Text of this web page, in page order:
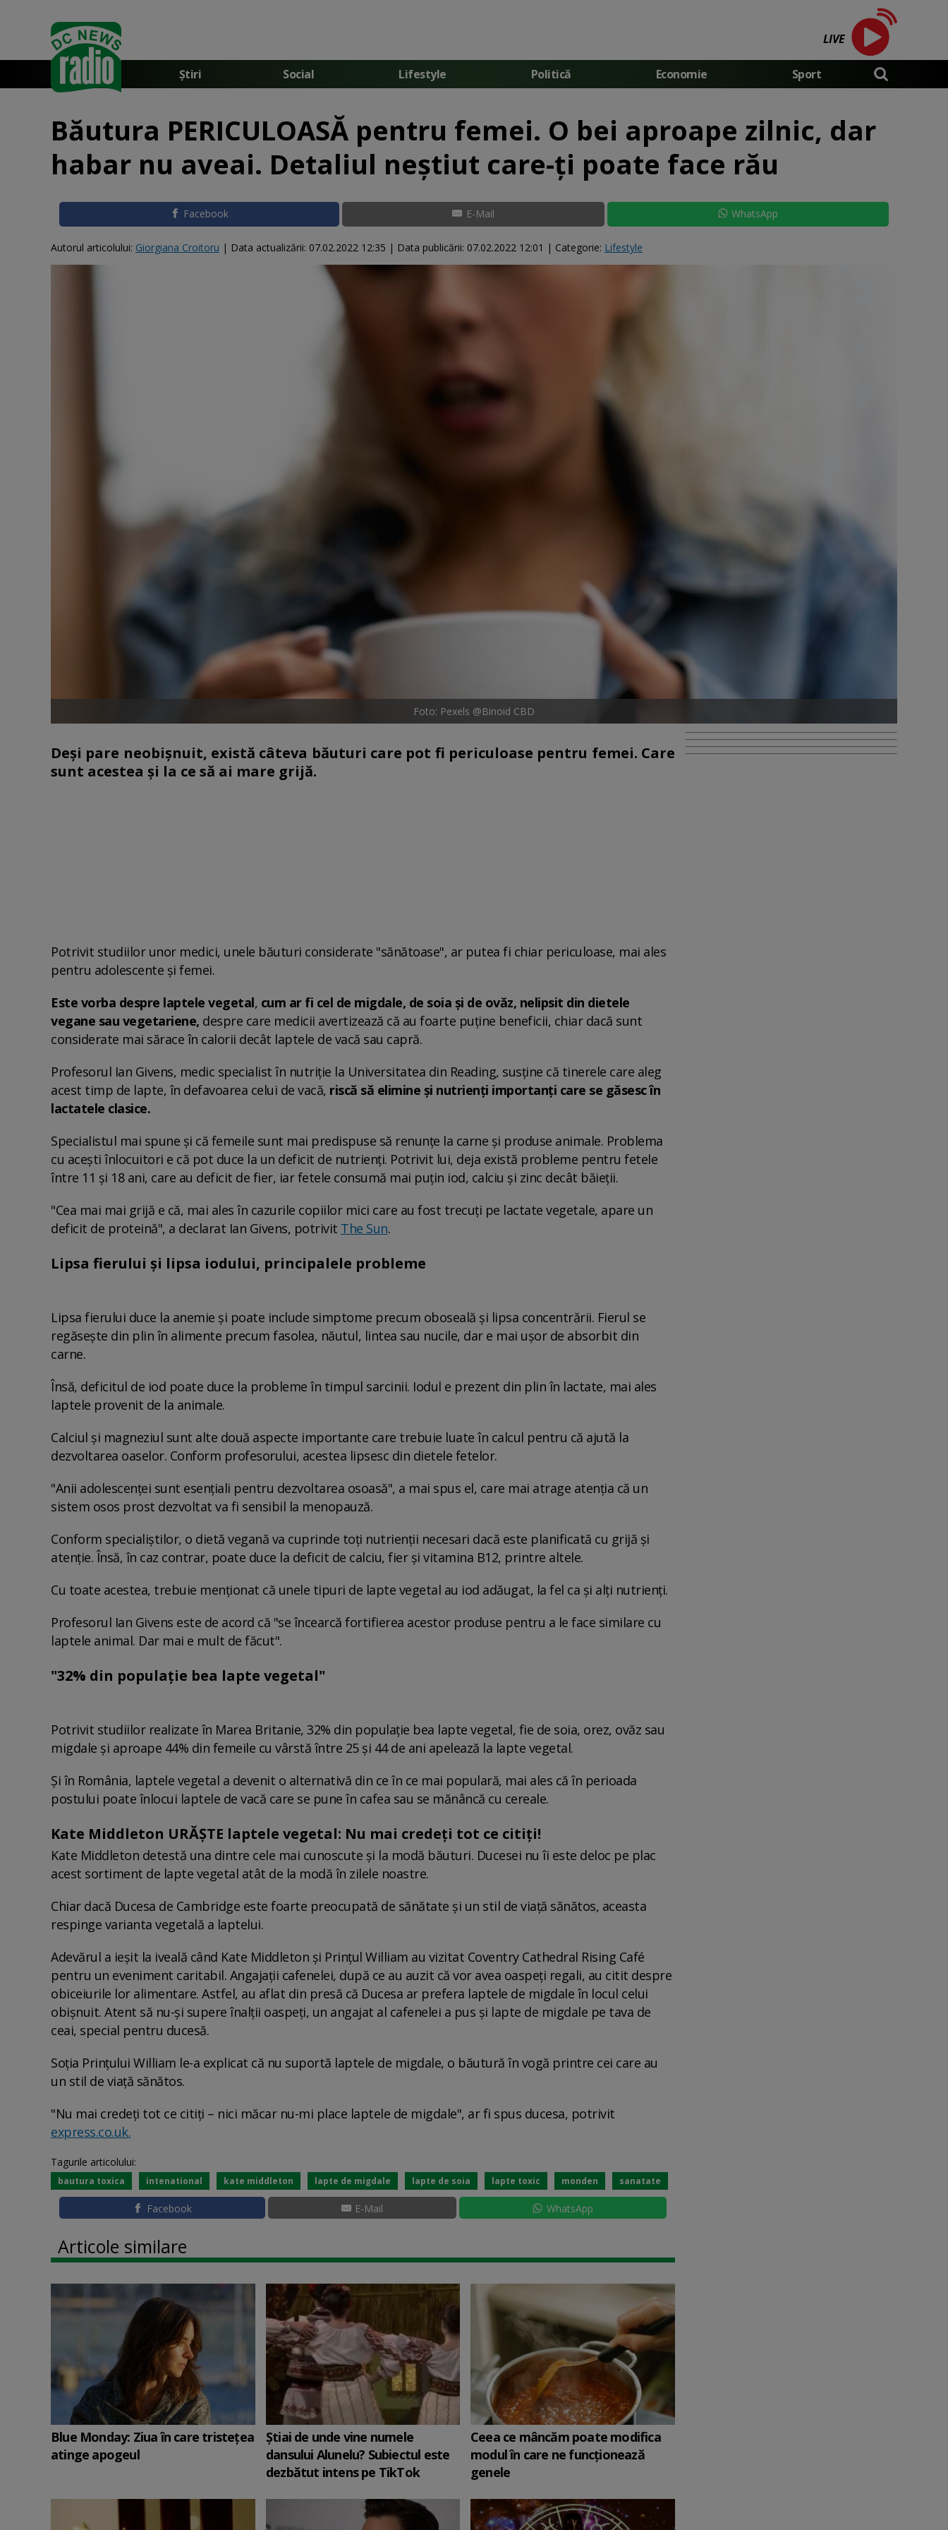
LIVE
Știri Social Lifestyle Politică Economie Sport
Băutura PERICULOASĂ pentru femei. O bei aproape zilnic, dar
habar nu aveai. Detaliul neștiut care-ți poate face rău
Facebook E-Mail WhatsApp
Autorul articolului: Giorgiana Croitoru | Data actualizării: 07.02.2022 12:35 | Data publicării: 07.02.2022 12:01 | Categorie: Lifestyle
Foto: Pexels @Binoid CBD
Deși pare neobișnuit, există câteva băuturi care pot fi periculoase pentru femei. Care
sunt acestea și la ce să ai mare grijă.
Potrivit studiilor unor medici, unele băuturi considerate "sănătoase", ar putea fi chiar periculoase, mai ales
pentru adolescente și femei.
Este vorba despre laptele vegetal, cum ar fi cel de migdale, de soia și de ovăz, nelipsit din dietele
vegane sau vegetariene, despre care medicii avertizează că au foarte puține beneficii, chiar dacă sunt
considerate mai sărace în calorii decât laptele de vacă sau capră.
Profesorul Ian Givens, medic specialist în nutriție la Universitatea din Reading, susține că tinerele care aleg
acest timp de lapte, în defavoarea celui de vacă, riscă să elimine și nutrienți importanți care se găsesc în
lactatele clasice.
Specialistul mai spune și că femeile sunt mai predispuse să renunțe la carne și produse animale. Problema
cu acești înlocuitori e că pot duce la un deficit de nutrienți. Potrivit lui, deja există probleme pentru fetele
între 11 și 18 ani, care au deficit de fier, iar fetele consumă mai puțin iod, calciu și zinc decât băieții.
"Cea mai mai grijă e că, mai ales în cazurile copiilor mici care au fost trecuți pe lactate vegetale, apare un
deficit de proteină", a declarat Ian Givens, potrivit The Sun.
Lipsa fierului și lipsa iodului, principalele probleme
Lipsa fierului duce la anemie și poate include simptome precum oboseală și lipsa concentrării. Fierul se
regăsește din plin în alimente precum fasolea, năutul, lintea sau nucile, dar e mai ușor de absorbit din
carne.
Însă, deficitul de iod poate duce la probleme în timpul sarcinii. Iodul e prezent din plin în lactate, mai ales
laptele provenit de la animale.
Calciul și magneziul sunt alte două aspecte importante care trebuie luate în calcul pentru că ajută la
dezvoltarea oaselor. Conform profesorului, acestea lipsesc din dietele fetelor.
"Anii adolescenței sunt esențiali pentru dezvoltarea osoasă", a mai spus el, care mai atrage atenția că un
sistem osos prost dezvoltat va fi sensibil la menopauză.
Conform specialiștilor, o dietă vegană va cuprinde toți nutrienții necesari dacă este planificată cu grijă și
atenție. Însă, în caz contrar, poate duce la deficit de calciu, fier și vitamina B12, printre altele.
Cu toate acestea, trebuie menționat că unele tipuri de lapte vegetal au iod adăugat, la fel ca și alți nutrienți.
Profesorul Ian Givens este de acord că "se încearcă fortifierea acestor produse pentru a le face similare cu
laptele animal. Dar mai e mult de făcut".
"32% din populație bea lapte vegetal"
Potrivit studiilor realizate în Marea Britanie, 32% din populație bea lapte vegetal, fie de soia, orez, ovăz sau
migdale și aproape 44% din femeile cu vârstă între 25 și 44 de ani apelează la lapte vegetal.
Și în România, laptele vegetal a devenit o alternativă din ce în ce mai populară, mai ales că în perioada
postului poate înlocui laptele de vacă care se pune în cafea sau se mănâncă cu cereale.
Kate Middleton URĂȘTE laptele vegetal: Nu mai credeţi tot ce citiţi!
Kate Middleton detestă una dintre cele mai cunoscute și la modă băuturi. Ducesei nu îi este deloc pe plac
acest sortiment de lapte vegetal atât de la modă în zilele noastre.
Chiar dacă Ducesa de Cambridge este foarte preocupată de sănătate şi un stil de viaţă sănătos, aceasta
respinge varianta vegetală a laptelui.
Adevărul a ieşit la iveală când Kate Middleton și Prințul William au vizitat Coventry Cathedral Rising Café
pentru un eveniment caritabil. Angajaţii cafenelei, după ce au auzit că vor avea oaspeţi regali, au citit despre
obiceiurile lor alimentare. Astfel, au aflat din presă că Ducesa ar prefera laptele de migdale în locul celui
obişnuit. Atent să nu-şi supere înalţii oaspeţi, un angajat al cafenelei a pus şi lapte de migdale pe tava de
ceai, special pentru ducesă.
Soția Prințului William le-a explicat că nu suportă laptele de migdale, o băutură în vogă printre cei care au
un stil de viaţă sănătos.
"Nu mai credeţi tot ce citiţi – nici măcar nu-mi place laptele de migdale", ar fi spus ducesa, potrivit
express.co.uk.
Tagurile articolului:
bautura toxica intenational kate middleton lapte de migdale lapte de soia lapte toxic monden sanatate
Facebook E-Mail WhatsApp
Articole similare
Blue Monday: Ziua în care tristețea
atinge apogeul
Știai de unde vine numele
dansului Alunelu? Subiectul este
dezbătut intens pe TikTok
Ceea ce mâncăm poate modifica
modul în care ne funcţionează
genele